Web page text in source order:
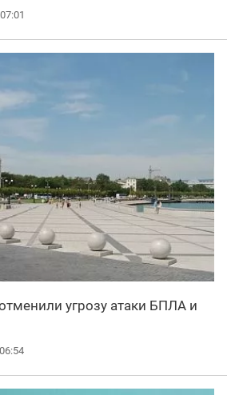
угрозу атаки БПЛА и